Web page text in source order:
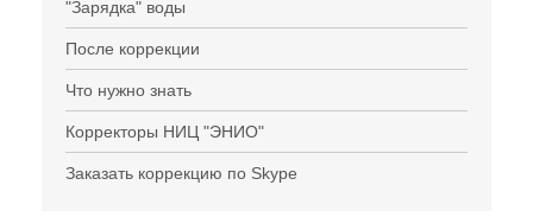
"Зарядка" воды
После коррекции
Что нужно знать
Корректоры НИЦ "ЭНИО"
Заказать коррекцию по Skype